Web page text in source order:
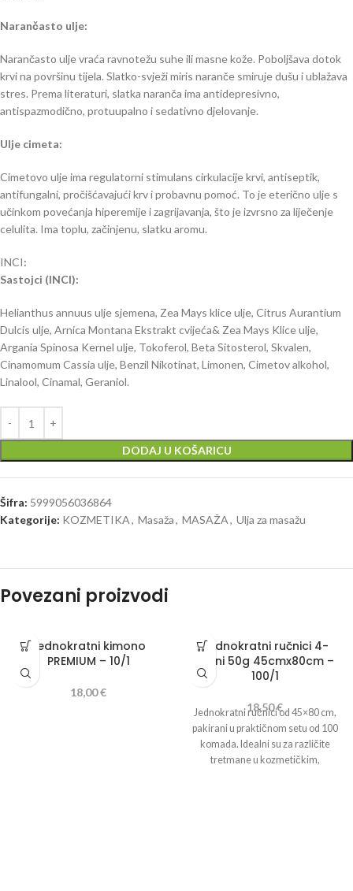
Narančasto ulje:
Narančasto ulje vraća ravnotežu suhe ili masne kože. Poboljšava dotok
krvi na površinu tijela. Slatko-svježi miris naranče smiruje dušu i ublažava
stres. Prema literaturi, slatka naranča ima antidepresivno,
antispazmodično, protuupalno i sedativno djelovanje.
Ulje cimeta:
Cimetovo ulje ima regulatorni stimulans cirkulacije krvi, antiseptik,
antifungalni, pročišćavajući krv i probavnu pomoć. To je eterično ulje s
učinkom povećanja hiperemije i zagrijavanja, što je izvrsno za liječenje
celulita. Ima toplu, začinjenu, slatku aromu.
INCI:
Sastojci (INCI):
Helianthus annuus ulje sjemena, Zea Mays klice ulje, Citrus Aurantium
Dulcis ulje, Arnica Montana Ekstrakt cvijeća& Zea Mays Klice ulje,
Argania Spinosa Kernel ulje, Tokoferol, Beta Sitosterol, Skvalen,
Cinamomum Cassia ulje, Benzil Nikotinat, Limonen, Cimetov alkohol,
Linalool, Cinamal, Geraniol.
DODAJ U KOŠARICU
Šifra: 5999056036864
Kategorije: KOZMETIKA, Masaža, MASAŽA, Ulja za masažu
Povezani proizvodi
Jednokratni kimono
PREMIUM – 10/1
18,00€
Jednokratni ručnici 4-
slojni 50g 45cmx80cm –
100/1
18,50€
Jednokratni ručnici od 45×80 cm,
pakirani u praktičnom setu od 100
komada. Idealni su za različite
tretmane u kozmetičkim,